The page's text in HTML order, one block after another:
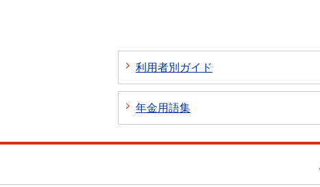
利用者別ガイド
年金用語集